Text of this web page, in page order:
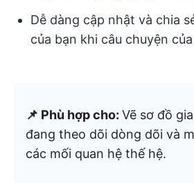
Dễ dàng cập nhật và chia
của bạn khi câu chuyện
📌 Phù hợp cho: Vẽ sơ đồ
đang theo dõi dòng dõi và
các mối quan hệ thế hệ.